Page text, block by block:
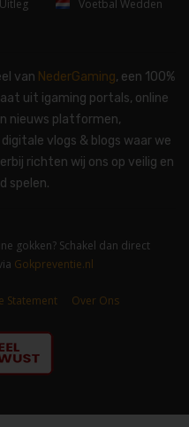
Voetbal Wedden
van NederGaming, een 100%
uit igaming portals, online
nieuws platformen,
digitale vlogs & blogs waar we
richten wij ons op veilig en
spelen.
gokken? Schakel dan direct
Gokpreventie.nl
Statement Over Ons